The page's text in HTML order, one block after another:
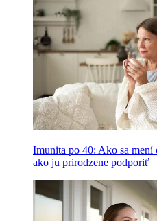
Imunita po 40: Ako sa mení
ako ju prirodzene podporiť